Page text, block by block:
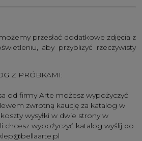
przesłać dodatkowe zdjęcia z
aby przybliżyć rzeczywisty
Z PRÓBKAMI:
od firmy Arte możesz wypożyczyć
zwrotną kaucję za katalog w
wysyłki w dwie strony w
chcesz wypożyczyć katalog wyślij do